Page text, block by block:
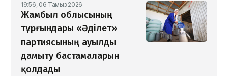
19:56, 06 Тамыз 2026
Жамбыл облысының
тұрғындары «Әділет»
партиясының ауылды
дамыту бастамаларын
қолдады